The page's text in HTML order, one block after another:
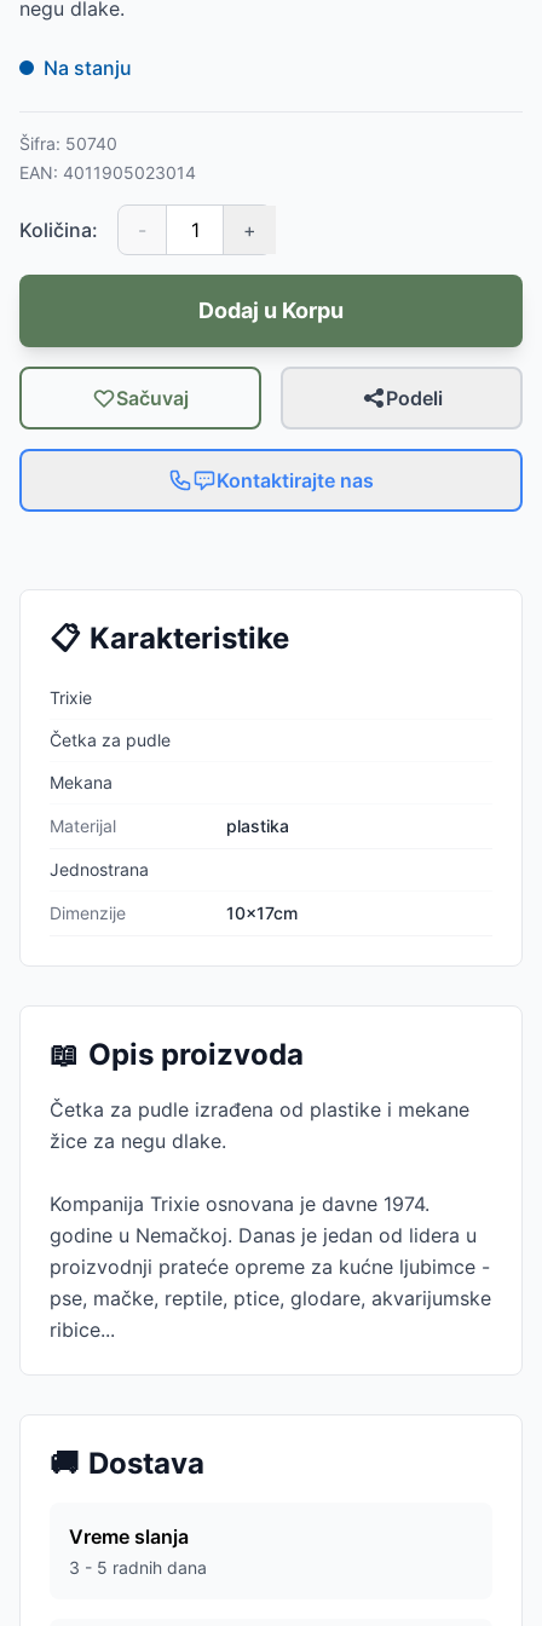
negu dlake.
Na stanju
Šifra: 50740
EAN: 4011905023014
Količina: - +
Dodaj u Korpu
Sačuvaj Podeli
Kontaktirajte nas
📋 Karakteristike
Trixie
Četka za pudle
Mekana
Materijal plastika
Jednostrana
Dimenzije 10x17cm
📖 Opis proizvoda
Četka za pudle izrađena od plastike i mekane
žice za negu dlake.
Kompanija Trixie osnovana je davne 1974.
godine u Nemačkoj. Danas je jedan od lidera u
proizvodnji prateće opreme za kućne ljubimce -
pse, mačke, reptile, ptice, glodare, akvarijumske
ribice...
🚚 Dostava
Vreme slanja
3 - 5 radnih dana